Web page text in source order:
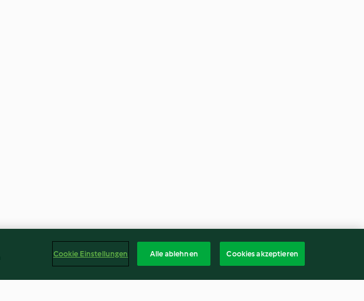
Cookie Einstellungen Alle ablehnen Cookies akzeptieren